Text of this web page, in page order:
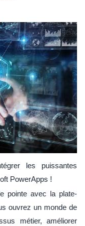
les puissantes
PowerApps !
pointe avec la plate-
ouvrez un monde de
métier, améliorer